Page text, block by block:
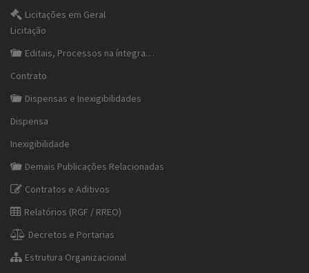
Licitações em Geral
Licitação
Editais, Processos na íntegra…
Contrato
Dispensas e Inexigibilidades
Dispensa
Inexigibilidade
Demais Publicações Relacionadas
Contratos e Aditivos
Relatórios (RGF / RREO)
Decretos e Portarias
Estrutura Organizacional